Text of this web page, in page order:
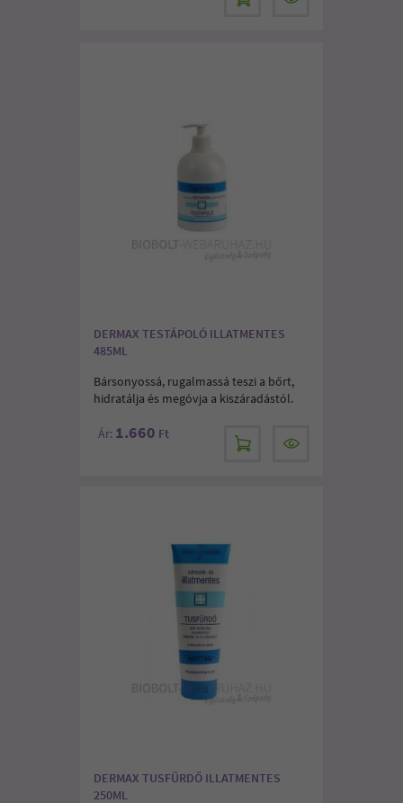
DERMAX TESTÁPOLÓ ILLATMENTES
485ML
Bársonyossá, rugalmassá teszi a bőrt,
hidratálja és megóvja a kiszáradástól.
Ár: 1.660 Ft
DERMAX TUSFÜRDŐ ILLATMENTES
250ML